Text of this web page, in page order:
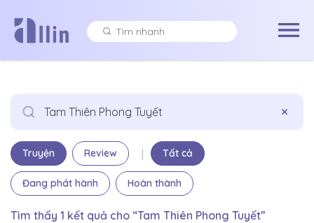
×
Truyện Review | Tất cả
Đang phát hành Hoàn thành
Tìm thấy 1 kết quả cho “Tam Thiên Phong Tuyết”